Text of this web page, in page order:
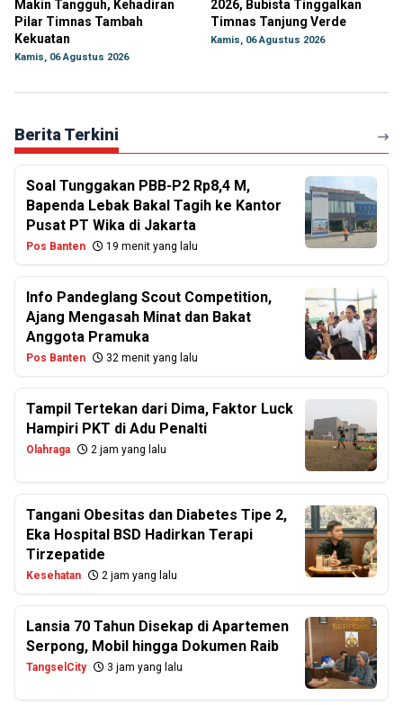
Makin Tangguh, Kehadiran
Pilar Timnas Tambah
Kekuatan
Kamis, 06 Agustus 2026
2026, Bubista Tinggalkan
Timnas Tanjung Verde
Kamis, 06 Agustus 2026
Berita Terkini
Soal Tunggakan PBB-P2 Rp8,4 M,
Bapenda Lebak Bakal Tagih ke Kantor
Pusat PT Wika di Jakarta
Pos Banten 19 menit yang lalu
Info Pandeglang Scout Competition,
Ajang Mengasah Minat dan Bakat
Anggota Pramuka
Pos Banten 32 menit yang lalu
Tampil Tertekan dari Dima, Faktor Luck
Hampiri PKT di Adu Penalti
Olahraga 2 jam yang lalu
Tangani Obesitas dan Diabetes Tipe 2,
Eka Hospital BSD Hadirkan Terapi
Tirzepatide
Kesehatan 2 jam yang lalu
Lansia 70 Tahun Disekap di Apartemen
Serpong, Mobil hingga Dokumen Raib
TangselCity 3 jam yang lalu